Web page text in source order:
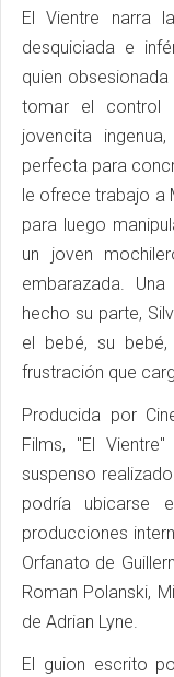
El Vientre narra
desquiciada e
quien
tomar el control
jovencita
perfecta para
le ofrece trabajo a
para luego
un joven
embarazada.
hecho su parte,
el bebé, su
frustración que
Producida por
Films, "El
suspenso
podría ubicarse
producciones
Orfanato de
Roman Polanski,
de Adrian Lyne.
El guion escrito